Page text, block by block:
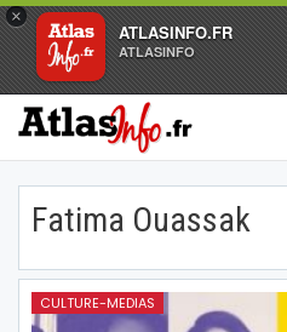
×
ATLASINFO.FR
ATLASINFO
Fatima Ouassak
CULTURE-MEDIAS